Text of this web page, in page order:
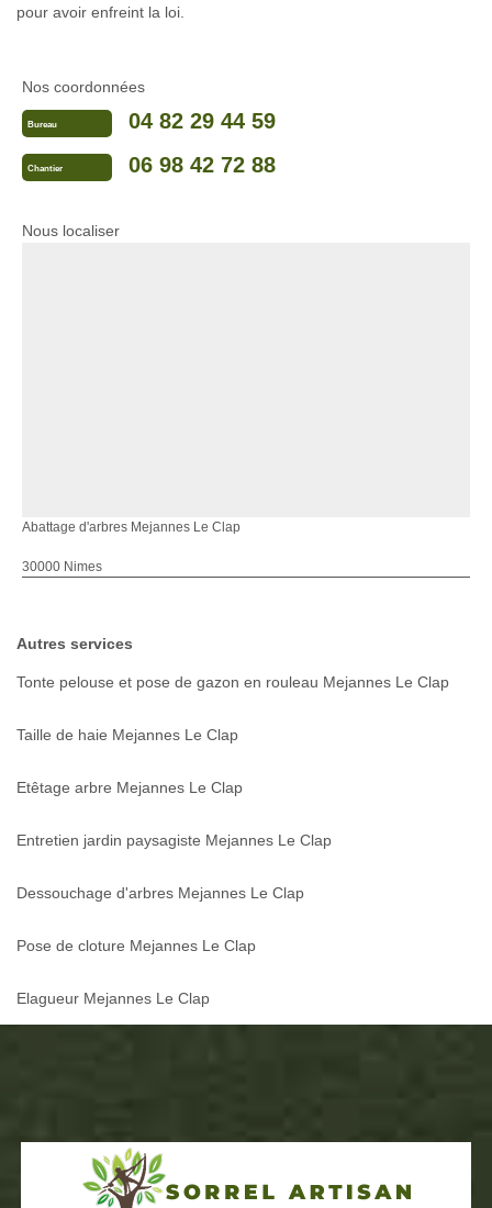
pour avoir enfreint la loi.
Nos coordonnées
Bureau 04 82 29 44 59
Chantier 06 98 42 72 88
Nous localiser
Abattage d'arbres Mejannes Le Clap
30000 Nimes
Autres services
Tonte pelouse et pose de gazon en rouleau Mejannes Le Clap
Taille de haie Mejannes Le Clap
Etêtage arbre Mejannes Le Clap
Entretien jardin paysagiste Mejannes Le Clap
Dessouchage d'arbres Mejannes Le Clap
Pose de cloture Mejannes Le Clap
Elagueur Mejannes Le Clap